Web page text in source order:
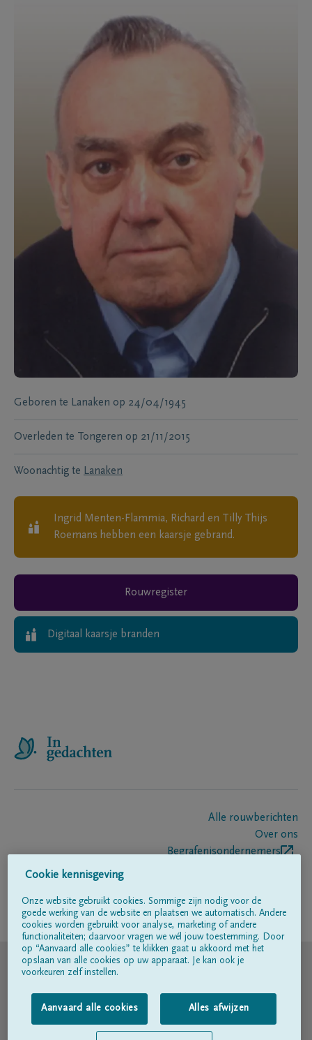
Geboren te Lanaken op 24/04/1945
Overleden te Tongeren op 21/11/2015
Woonachtig te Lanaken
Ingrid Menten-Flammia, Richard en Tilly Thijs
Roemans hebben een kaarsje gebrand.
Rouwregister
Digitaal kaarsje branden
Alle rouwberichten
Over ons
Begrafenisondernemers
Volg ons op
© DELA
Gebruiksvoorwaarden
Privacyverklaring
Cookie kennisgeving
Onze website gebruikt cookies. Sommige zijn nodig voor de
goede werking van de website en plaatsen we automatisch. Andere
cookies worden gebruikt voor analyse, marketing of andere
functionaliteiten; daarvoor vragen we wél jouw toestemming. Door
op “Aanvaard alle cookies” te klikken gaat u akkoord met het
opslaan van alle cookies op uw apparaat. Je kan ook je
voorkeuren zelf instellen.
Aanvaard alle cookies Alles afwijzen